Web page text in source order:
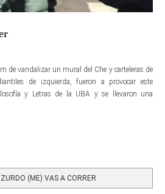
de vandalizar un mural del Che y carteleras de
de izquierda, fueron a provocar este
y Letras de la UBA y se llevaron una
(ME) VAS A CORRER